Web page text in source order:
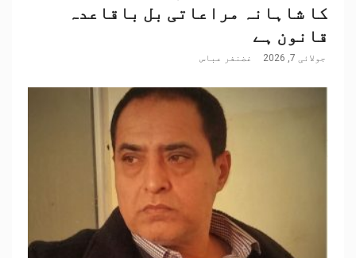
کا شاہانہ مراعاتی بل باقاعدہ
قانون ہے
جولائی 7, 2026 غضنفر عباس